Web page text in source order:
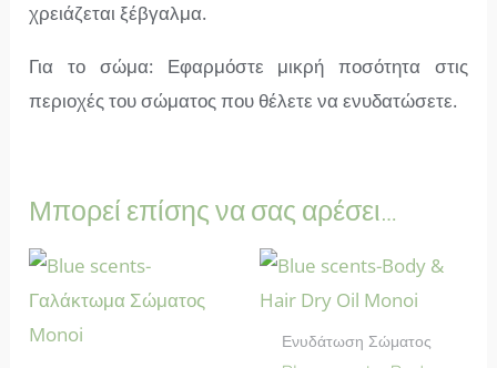
χρειάζεται ξέβγαλμα.
Για το σώμα: Εφαρμόστε μικρή ποσότητα στις
περιοχές του σώματος που θέλετε να ενυδατώσετε.
Μπορεί επίσης να σας αρέσει…
Ενυδάτωση Σώματος